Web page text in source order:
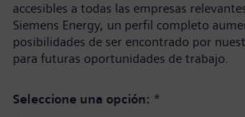
accesibles a todas las empresas
Siemens Energy, un perfil completo
posibilidades de ser encontrado por
para futuras oportunidades de trabajo.
Seleccione una opción: *